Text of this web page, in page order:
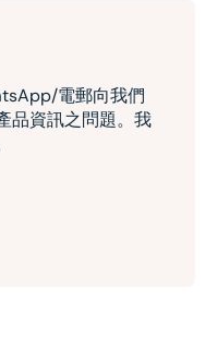
電郵向我們
品資訊之問題。我